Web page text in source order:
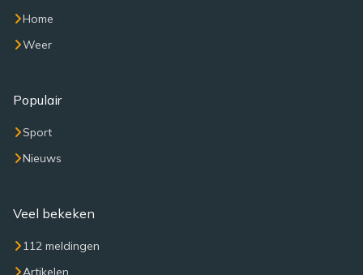
Home
Weer
Populair
Sport
Nieuws
Veel bekeken
112 meldingen
Artikelen